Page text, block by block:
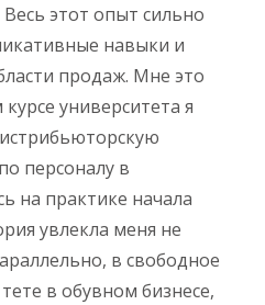
этот опыт сильно
навыки и
продаж. Мне это
университета я
персоналу в
на практике начала
увлекла меня не
в свободное
в обувном бизнесе,